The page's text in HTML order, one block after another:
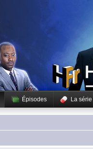
Épisodes La série